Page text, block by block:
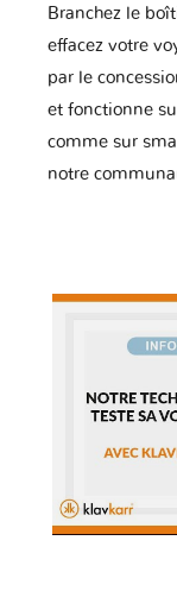
Branchez le
effacez votre
par le
et fonctionne
comme sur
notre